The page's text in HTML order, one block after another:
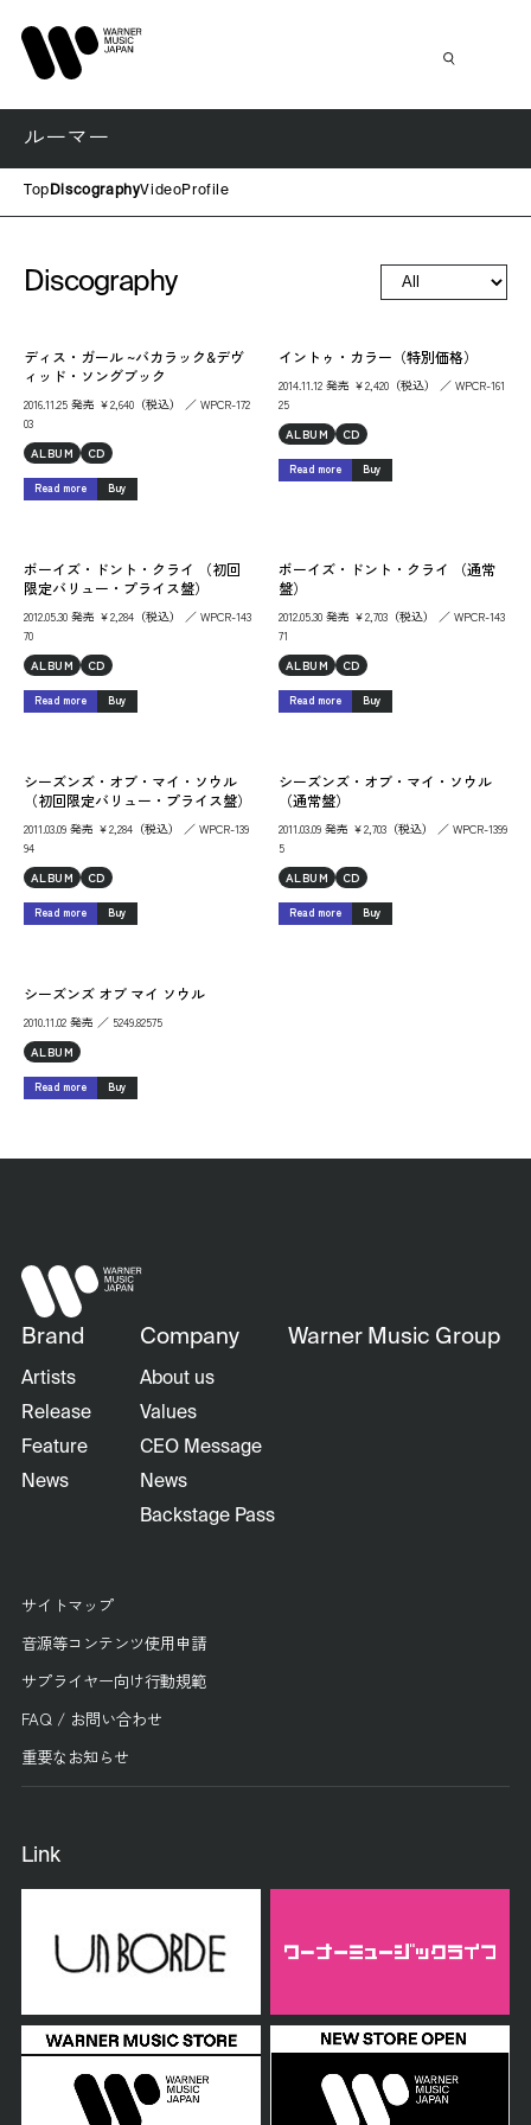
ルーマー
Top DiscographyVideoProfile
Discography
ディス・ガール ~バカラック&デヴ
ィッド・ソングブック
2016.11.25 発売 ￥2,640（税込） ／ WPCR-172
03
ALBUM
CD
Read more Buy
イントゥ・カラー（特別価格）
2014.11.12 発売 ￥2,420（税込） ／ WPCR-161
25
ALBUM
CD
Read more Buy
ボーイズ・ドント・クライ （初回
限定バリュー・プライス盤）
2012.05.30 発売 ￥2,284（税込） ／ WPCR-143
70
ALBUM
CD
Read more Buy
ボーイズ・ドント・クライ （通常
盤）
2012.05.30 発売 ￥2,703（税込） ／ WPCR-143
71
ALBUM
CD
Read more Buy
シーズンズ・オブ・マイ・ソウル
（初回限定バリュー・プライス盤）
2011.03.09 発売 ￥2,284（税込） ／ WPCR-139
94
ALBUM
CD
Read more Buy
シーズンズ・オブ・マイ・ソウル
（通常盤）
2011.03.09 発売 ￥2,703（税込） ／ WPCR-1399
5
ALBUM
CD
Read more Buy
シーズンズ オブ マイ ソウル
2010.11.02 発売 ／ 5249.82575
ALBUM
Read more Buy
Brand
Artists
Release
Feature
News
Company
About us
Values
CEO Message
News
Backstage Pass
Warner Music Group
サイトマップ
音源等コンテンツ使用申請
サプライヤー向け行動規範
FAQ / お問い合わせ
重要なお知らせ
Link